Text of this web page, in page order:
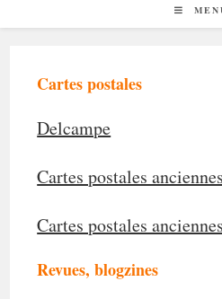
Cartes postales
Delcampe
Cartes postales anciennes
Cartes postales
Revues, blogzines